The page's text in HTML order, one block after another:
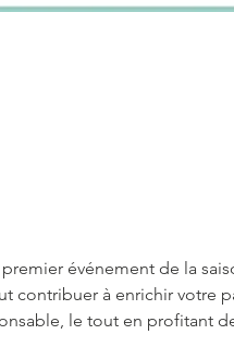
événement de la
contribuer à enrichir votre
le tout en profitant